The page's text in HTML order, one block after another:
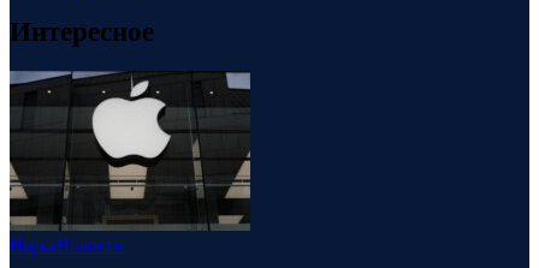
Интересное
НаукаНовости